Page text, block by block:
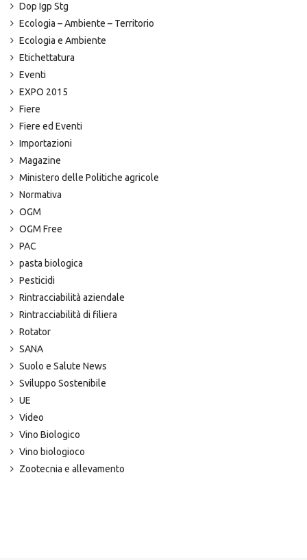
Dop Igp Stg
Ecologia – Ambiente – Territorio
Ecologia e Ambiente
Etichettatura
Eventi
EXPO 2015
Fiere
Fiere ed Eventi
Importazioni
Magazine
Ministero delle Politiche agricole
Normativa
OGM
OGM Free
PAC
pasta biologica
Pesticidi
Rintracciabilità aziendale
Rintracciabilità di filiera
Rotator
SANA
Suolo e Salute News
Sviluppo Sostenibile
UE
Video
Vino Biologico
Vino biologioco
Zootecnia e allevamento